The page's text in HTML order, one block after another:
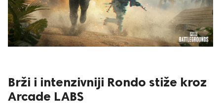
Brži i intenzivniji Rondo stiže kroz
Arcade LABS